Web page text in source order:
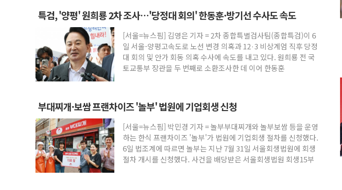
특검, '양평' 원희룡 2차 조사…'당정대 회의' 한동훈·방기선 수사도 속도
[서울=뉴스핌] 김영은 기자 = 2차 종합특별검사팀(종합특검)이 6
일 서울-양평고속도로 노선 변경 의혹과 12·3 비상계엄 직후 당정
대 회의 및 안가 회동 의혹 수사에 속도를 내고 있다. 원희룡 전 국
토교통부 장관을 두 번째로 소환조사한 데 이어 한동훈
부대찌개·보쌈 프랜차이즈 '놀부' 법원에 기업회생 신청
[서울=뉴스핌] 박민경 기자 = 놀부부대찌개와 놀부보쌈 등을 운영
하는 한식 프랜차이즈 '놀부'가 법원에 기업회생 절차를 신청했다.
6일 법조계에 따르면 놀부는 지난 7월 31일 서울회생법원에 회생
절차 개시를 신청했다. 사건을 배당받은 서울회생법원 회생15부